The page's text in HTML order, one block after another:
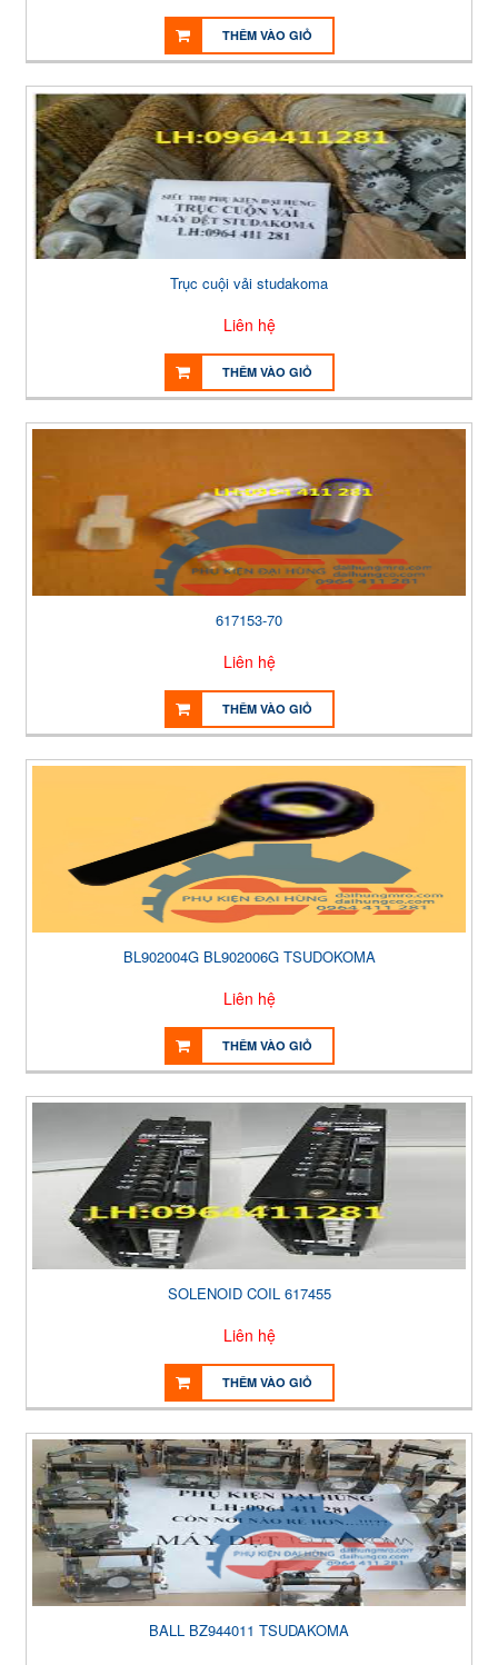
THÊM VÀO GIỎ
Trục cuội vải studakoma
Liên hệ
THÊM VÀO GIỎ
617153-70
Liên hệ
THÊM VÀO GIỎ
BL902004G BL902006G TSUDOKOMA
Liên hệ
THÊM VÀO GIỎ
SOLENOID COIL 617455
Liên hệ
THÊM VÀO GIỎ
BALL BZ944011 TSUDAKOMA